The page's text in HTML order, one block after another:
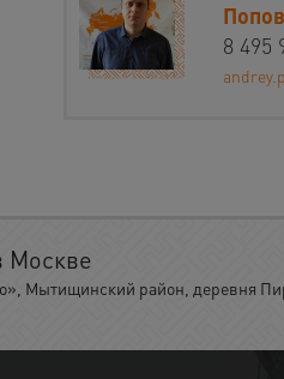
8 495
Москве
Мытищинский район, деревня